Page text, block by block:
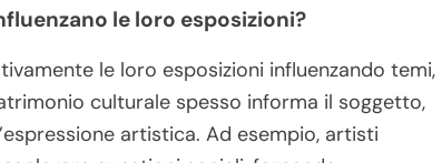
le loro esposizioni?
le loro esposizioni influenzando temi,
culturale spesso informa il soggetto,
artistica. Ad esempio, artisti